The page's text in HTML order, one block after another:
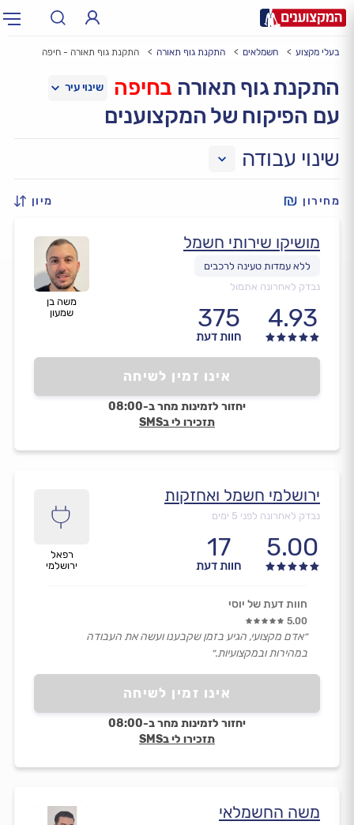
עירעיר: תל אביב, חיפה…
בעלי מקצוע חשמלאים התקנת גוף תאורה התקנת גוף תאורה - חיפה
התקנת גוף תאורה בחיפה
עם הפיקוח של המקצוענים
שינוי עבודה
מחירון מיון
משה בן
שמעון
מושיקו שירותי חשמל
נבדק לאחרונה אתמול
4.93
375
חוות דעת
אינו זמין לשיחה
יחזור לזמינות מחר ב-08:00
תזכירו לי בSMS
רפאל
ירושלמי
ירושלמי חשמל ואחזקות
נבדק לאחרונה לפני 5 ימים
5.00
17
חוות דעת
אינו זמין לשיחה
יחזור לזמינות מחר ב-08:00
תזכירו לי בSMS
חוות דעת של יוסי
5.00
״אדם מקצועי, הגיע בזמן שקבענו ועשה את העבודה
במהירות ובמקצועיות.״
משה החשמלאי